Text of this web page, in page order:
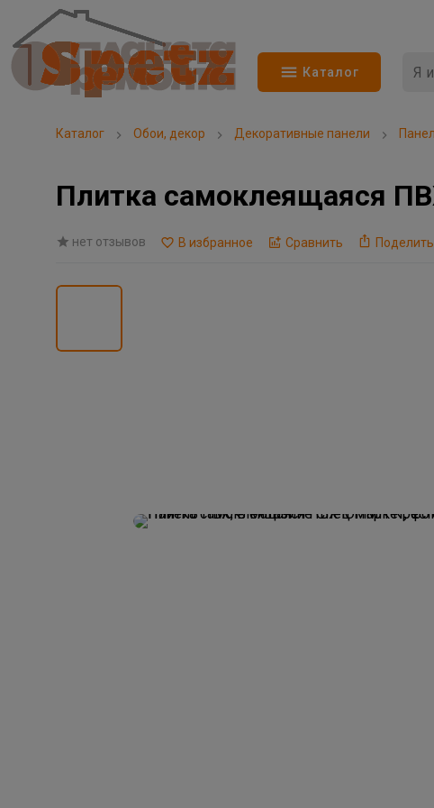
Каталог
Каталог Обои, декор Декоративные панели
Плитка самоклеящаяся
нет отзывов В избранное Сравнить